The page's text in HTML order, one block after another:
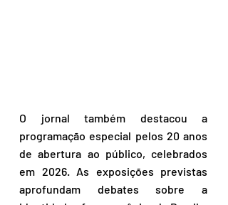
O jornal também destacou a
programação especial pelos 20 anos
de abertura ao público, celebrados
em 2026. As exposições previstas
aprofundam debates sobre a